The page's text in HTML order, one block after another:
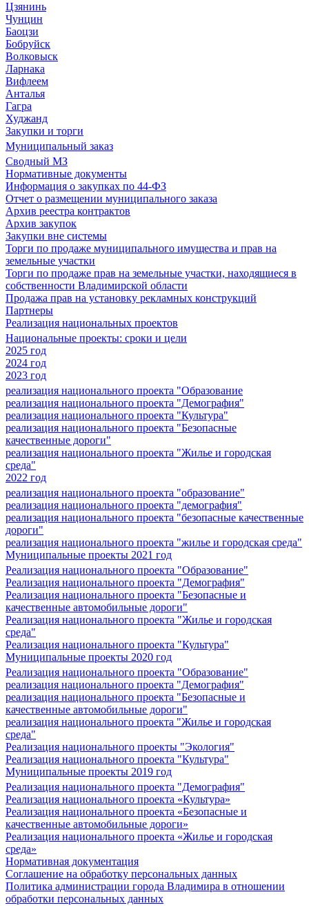
Цзянинь
Чунцин
Баоцзи
Бобруйск
Волковыск
Ларнака
Вифлеем
Анталья
Гагра
Худжанд
Закупки и торги
Муниципальный заказ
Сводный МЗ
Нормативные документы
Информация о закупках по 44-ФЗ
Отчет о размещении муниципального заказа
Архив реестра контрактов
Архив закупок
Закупки вне системы
Торги по продаже муниципального имущества и прав на
земельные участки
Торги по продаже прав на земельные участки, находящиеся в
собственности Владимирской области
Продажа прав на установку рекламных конструкций
Партнеры
Реализация национальных проектов
Национальные проекты: сроки и цели
2025 год
2024 год
2023 год
реализация национального проекта "Образование
реализация национального проекта "Демография"
реализация национального проекта "Культура"
реализация национального проекта "Безопасные
качественные дороги"
реализация национального проекта "Жилье и городская
среда"
2022 год
реализация национального проекта "образование"
реализация национального проекта "демография"
реализация национального проекта "безопасные качественные
дороги"
реализация национального проекта "жилье и городская среда"
Муниципальные проекты 2021 год
Реализация национального проекта "Образование"
Реализация национального проекта "Демография"
Реализация национального проекта "Безопасные и
качественные автомобильные дороги"
Реализация национального проекта "Жилье и городская
среда"
Реализация национального проекта "Культура"
Муниципальные проекты 2020 год
Реализация национального проекта "Образование"
реализация национального проекта "Демография"
реализация национального проекта "Безопасные и
качественные автомобильные дороги"
реализация национального проекта "Жилье и городская
среда"
Реализация национального проекты "Экология"
Реализация национального проекта "Культура"
Муниципальные проекты 2019 год
Реализация национального проекта "Демография"
Реализация национального проекта «Культура»
Реализация национального проекта «Безопасные и
качественные автомобильные дороги»
Реализация национального проекта «Жилье и городская
среда»
Нормативная документация
Соглашение на обработку персональных данных
Политика администрации города Владимира в отношении
обработки персональных данных